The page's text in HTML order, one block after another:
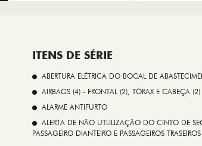
ITENS DE SÉRIE
ABERTURA ELÉTRICA DO BOCAL DE
AIRBAGS (4) - FRONTAL (2), TÓRAX E CABEÇA (2)
ALARME ANTIFURTO
ALERTA DE NÃO UTLILIZAÇÃO DO CINTO DE
PASSAGEIRO DIANTEIRO E PASSAGEIROS